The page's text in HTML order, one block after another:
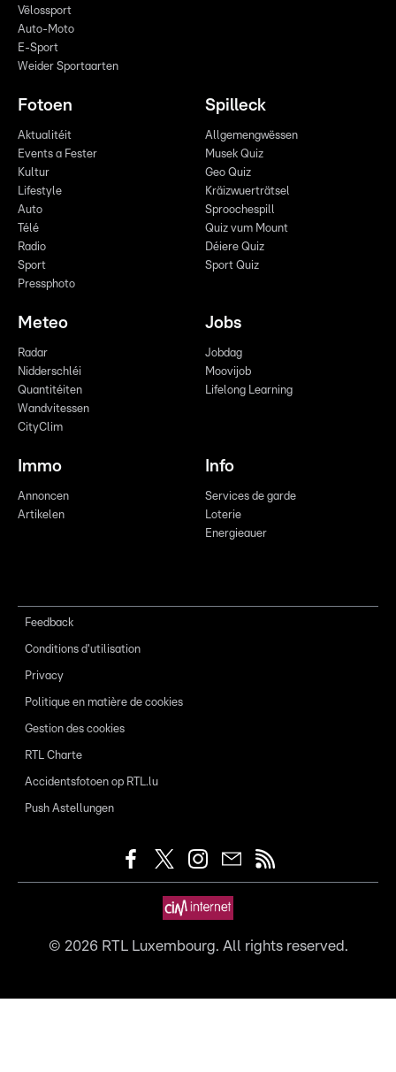
Vëlossport
Auto-Moto
E-Sport
Weider Sportaarten
Fotoen
Aktualitéit
Events a Fester
Kultur
Lifestyle
Auto
Télé
Radio
Sport
Pressphoto
Spilleck
Allgemengwëssen
Musek Quiz
Geo Quiz
Kräizwuerträtsel
Sproochespill
Quiz vum Mount
Déiere Quiz
Sport Quiz
Meteo
Radar
Nidderschléi
Quantitéiten
Wandvitessen
CityClim
Jobs
Jobdag
Moovijob
Lifelong Learning
Immo
Annoncen
Artikelen
Info
Services de garde
Loterie
Energieauer
Feedback
Conditions d'utilisation
Privacy
Politique en matière de cookies
Gestion des cookies
RTL Charte
Accidentsfotoen op RTL.lu
Push Astellungen
© 2026RTL Luxembourg. All rights reserved.